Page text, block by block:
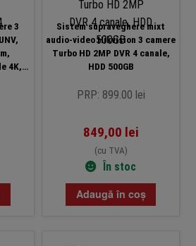
3
4K,
Sistem supraveghere mixt
audio-video Hikvision 3 camere
Turbo HD 2MP DVR 4 canale,
HDD 500GB
PRP: 899.00 lei
849,00 lei
(cu TVA)
În stoc
Adaugă în coș